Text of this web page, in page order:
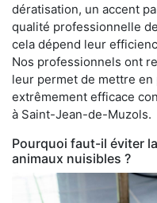
dératisation, un accent
qualité professionnelle
cela dépend leur
Nos professionnels ont
leur permet de mettre
extrêmement efficace
à Saint-Jean-de-Muzols.
Pourquoi faut-il éviter
animaux nuisibles ?